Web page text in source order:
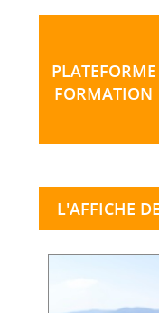
PLATEFORME
FORMATION
L'AFFICHE